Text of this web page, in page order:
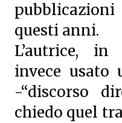
questi anni.
L’autrice,
invece usato
-“discorso
chiedo quel